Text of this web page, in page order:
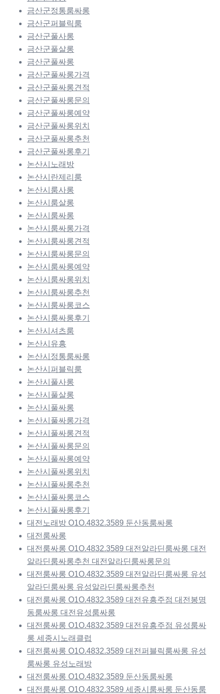
금산군정통룸싸롱
금산군퍼블릭룸
금산군풀사롱
금산군풀살롱
금산군풀싸롱
금산군풀싸롱가격
금산군풀싸롱견적
금산군풀싸롱문의
금산군풀싸롱예약
금산군풀싸롱위치
금산군풀싸롱추천
금산군풀싸롱후기
논산시노래방
논산시란제리룸
논산시룸사롱
논산시룸살롱
논산시룸싸롱
논산시룸싸롱가격
논산시룸싸롱견적
논산시룸싸롱문의
논산시룸싸롱예약
논산시룸싸롱위치
논산시룸싸롱추천
논산시룸싸롱코스
논산시룸싸롱후기
논산시셔츠룸
논산시유흥
논산시정통룸싸롱
논산시퍼블릭룸
논산시풀사롱
논산시풀살롱
논산시풀싸롱
논산시풀싸롱가격
논산시풀싸롱견적
논산시풀싸롱문의
논산시풀싸롱예약
논산시풀싸롱위치
논산시풀싸롱추천
논산시풀싸롱코스
논산시풀싸롱후기
대전노래방 O1O.4832.3589 둔산동룸싸롱
대전룸싸롱
대전룸싸롱 O1O.4832.3589 대전알라딘룸싸롱 대전
알라딘룸싸롱추천 대전알라딘룸싸롱문의
대전룸싸롱 O1O.4832.3589 대전알라딘룸싸롱 유성
알라딘룸싸롱 유성알라딘룸싸롱추천
대전룸싸롱 O1O.4832.3589 대전유흥주점 대전봉명
동룸싸롱 대전유성룸싸롱
대전룸싸롱 O1O.4832.3589 대전유흥주점 유성룸싸
롱 세종시노래클럽
대전룸싸롱 O1O.4832.3589 대전퍼블릭룸싸롱 유성
룸싸롱 유성노래방
대전룸싸롱 O1O.4832.3589 둔산동룸싸롱
대전룸싸롱 O1O.4832.3589 세종시룸싸롱 둔산동룸